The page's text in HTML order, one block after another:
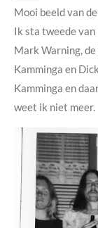
Mooi beeld van
Ik sta tweede van
Mark Warning,
Kamminga en
Kamminga en
weet ik niet meer.